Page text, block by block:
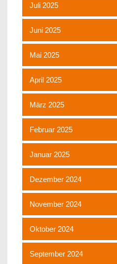
Juli 2025
Juni 2025
Mai 2025
April 2025
März 2025
Februar 2025
Januar 2025
Dezember 2024
November 2024
Oktober 2024
September 2024